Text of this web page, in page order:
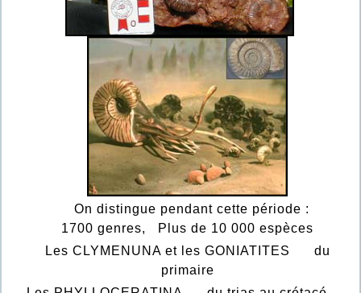
On distingue pendant cette période :
1700 genres, Plus de 10 000 espèces
Les CLYMENUNA et les GONIATITES du
primaire